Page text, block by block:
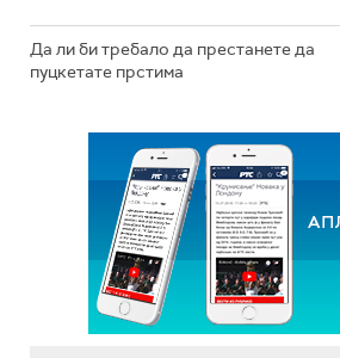
Да ли би требало да престанете да
пуцкетате прстима